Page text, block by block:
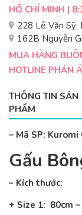
HỒ CHÍ MINH |
228 Lê Văn Sỹ,
162B Nguyễn
MUA HÀNG
HOTLINE PHẢN
THÔNG TIN SẢN
PHẨM
– Mã SP: Kuromi
Gấu
– Kích thước:
+ Size 1: 80cm